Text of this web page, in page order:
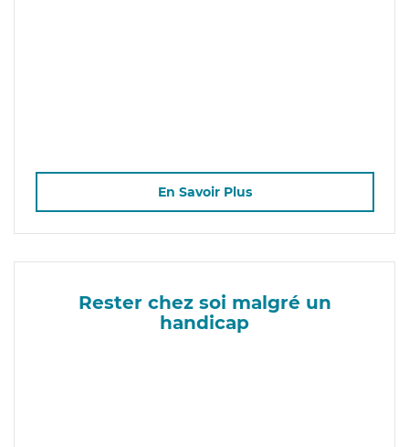
En Savoir Plus
Rester chez soi malgré un
handicap